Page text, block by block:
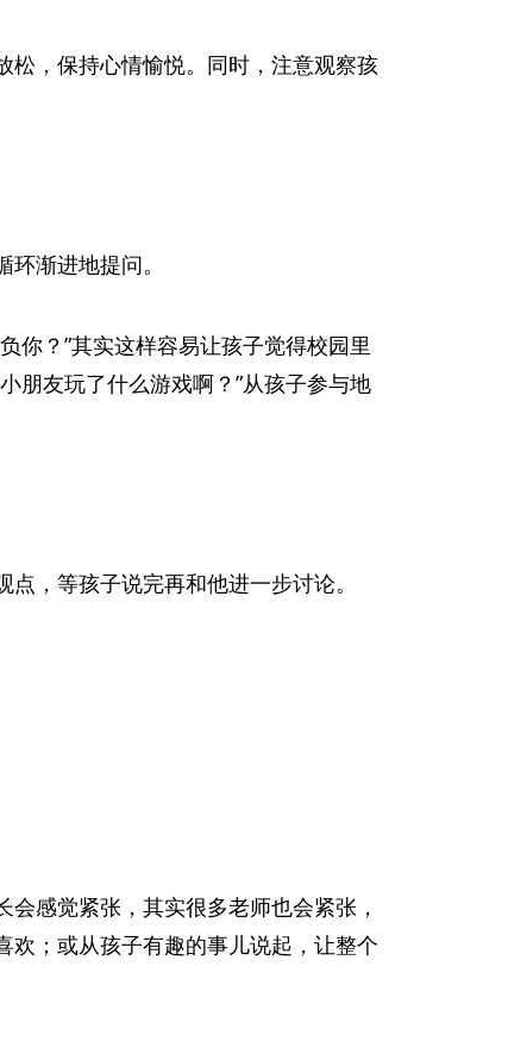
松，保持心情愉悦。同时，注意观察孩
渐进地提问。
你？”其实这样容易让孩子觉得校园里
朋友玩了什么游戏啊？”从孩子参与地
，等孩子说完再和他进一步讨论。
感觉紧张，其实很多老师也会紧张，
欢；或从孩子有趣的事儿说起，让整个